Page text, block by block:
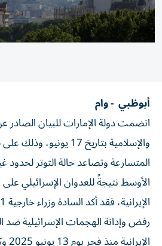
أبوظبي - وام
انضمت دولة الإمارات للبيان الصادر
والإسلامية بتاريخ 17
المتسارعة وتصاعد حالة التوتر
الأوسط نتيجةً للعدوان الإسرائيلي على
الإيرانية، فقد أكد السادة وزراء خارجية 21 دولة، على ما يأتي:
رفض وإدانة الهجمات الإسرائيلية ضد